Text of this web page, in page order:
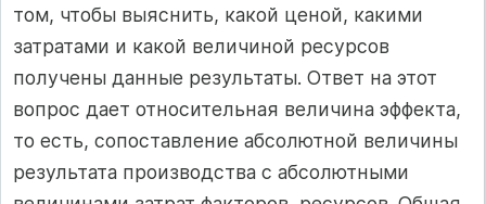
том, чтобы выяснить, какой ценой, какими
затратами и какой величиной ресурсов
получены данные результаты. Ответ на этот
вопрос дает относительная величина эффекта,
то есть, сопоставление абсолютной величины
результата производства с абсолютными